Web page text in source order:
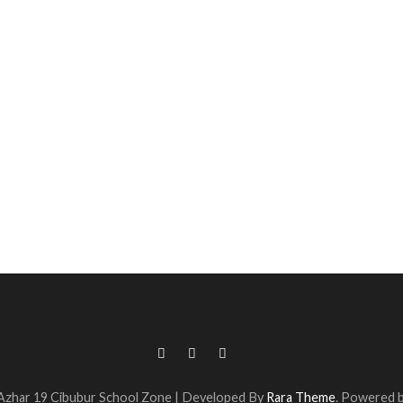
19 Cibubur School Zone | Developed By Rara Theme. Powered